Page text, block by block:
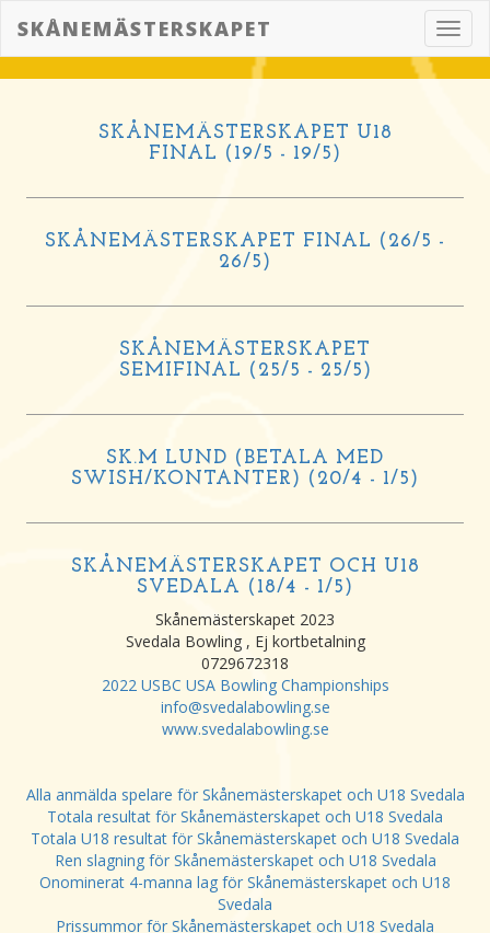
SKÅNEMÄSTERSKAPET
SKÅNEMÄSTERSKAPET U18
FINAL (19/5 - 19/5)
SKÅNEMÄSTERSKAPET FINAL (26/5 -
26/5)
SKÅNEMÄSTERSKAPET
SEMIFINAL (25/5 - 25/5)
SK.M LUND (BETALA MED
SWISH/KONTANTER) (20/4 - 1/5)
SKÅNEMÄSTERSKAPET OCH U18
SVEDALA (18/4 - 1/5)
Skånemästerskapet 2023
Svedala Bowling , Ej kortbetalning
0729672318
2022 USBC USA Bowling Championships
info@svedalabowling.se
www.svedalabowling.se
Alla anmälda spelare för Skånemästerskapet och U18 Svedala
Totala resultat för Skånemästerskapet och U18 Svedala
Totala U18 resultat för Skånemästerskapet och U18 Svedala
Ren slagning för Skånemästerskapet och U18 Svedala
Onominerat 4-manna lag för Skånemästerskapet och U18
Svedala
Prissummor för Skånemästerskapet och U18 Svedala